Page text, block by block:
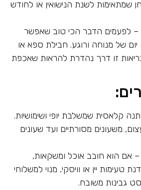
שמתאימות לשנת הנישואין או לחודש
– לפעמים הדבר הכי טוב שאפשר
של מנוחה ורוגע. חבילת ספא או
זו דרך נהדרת להראות שאכפת
קלאסית שמשלבת יופי ושימושיות.
משעונים מסורתיים ועד שעונים
– אם הוא חובב אוכל ומשקאות,
טעימות יין או וויסקי, מנוי למשלוחי
גבינות משובח.